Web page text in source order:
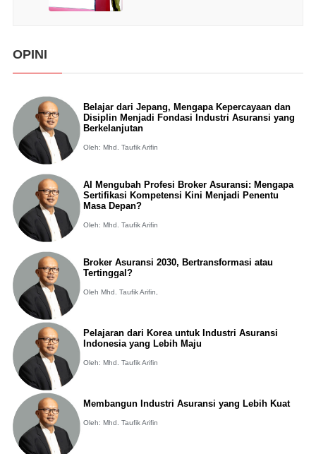
OPINI
Belajar dari Jepang, Mengapa Kepercayaan dan
Disiplin Menjadi Fondasi Industri Asuransi yang
Berkelanjutan
Oleh: Mhd. Taufik Arifin
AI Mengubah Profesi Broker Asuransi: Mengapa
Sertifikasi Kompetensi Kini Menjadi Penentu
Masa Depan?
Oleh: Mhd. Taufik Arifin
Broker Asuransi 2030, Bertransformasi atau
Tertinggal?
Oleh Mhd. Taufik Arifin,
Pelajaran dari Korea untuk Industri Asuransi
Indonesia yang Lebih Maju
Oleh: Mhd. Taufik Arifin
Membangun Industri Asuransi yang Lebih Kuat
Oleh: Mhd. Taufik Arifin